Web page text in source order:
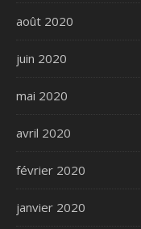
août 2020
juin 2020
mai 2020
avril 2020
février 2020
janvier 2020